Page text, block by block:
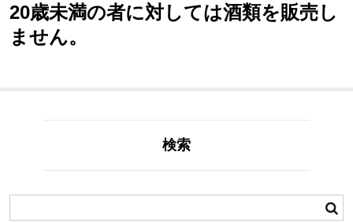
20歳未満の者に対しては酒類を販売し
ません。
検索